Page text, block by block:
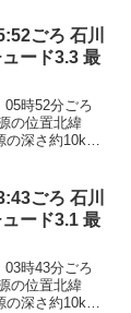
ごろ 石川
ード3.3 最
05時52分ごろ
の位置北緯
の深さ約10km
洲市...
ごろ 石川
ード3.1 最
03時43分ごろ
の位置北緯
の深さ約10km